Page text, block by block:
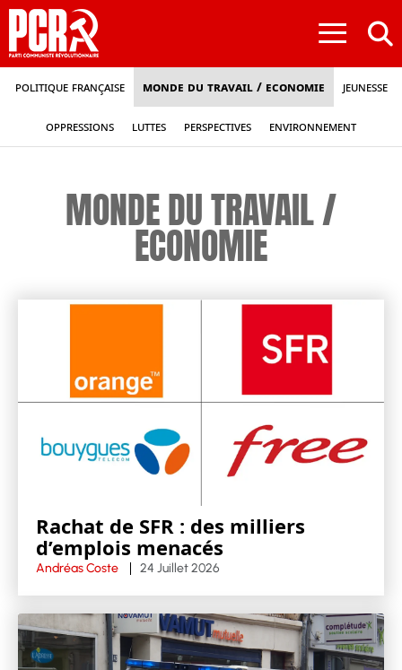
≡
Politique française Monde du travail / Economie Jeunesse
Oppressions Luttes Perspectives Environnement
MONDE DU TRAVAIL /
ECONOMIE
Rachat de SFR : des milliers
d’emplois menacés
Andréas Coste 24 Juillet 2026